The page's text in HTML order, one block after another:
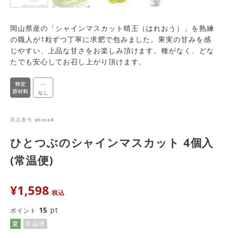
岡山県産の「シャインマスカット晴王（はれおう）」を熟練
の職人が1粒ずつ丁寧に求肥で包みました。果実の甘みを感
じやすい、上品な甘さをお楽しみ頂けます。種がなく、どな
たでも安心してお召し上がり頂けます。
商品番号 shine4
ひとつぶのシャインマスカット 4個入
(常温便)
¥1,598 税込
ポイント 15 pt
夏 常温便